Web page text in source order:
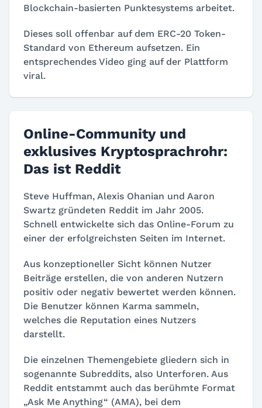
Blockchain-basierten Punktesystems arbeitet.
Dieses soll offenbar auf dem ERC-20 Token-
Standard von Ethereum aufsetzen. Ein
entsprechendes Video ging auf der Plattform
viral.
Online-Community und
exklusives Kryptosprachrohr:
Das ist Reddit
Steve Huffman, Alexis Ohanian und Aaron
Swartz gründeten Reddit im Jahr 2005.
Schnell entwickelte sich das Online-Forum zu
einer der erfolgreichsten Seiten im Internet.
Aus konzeptioneller Sicht können Nutzer
Beiträge erstellen, die von anderen Nutzern
positiv oder negativ bewertet werden können.
Die Benutzer können Karma sammeln,
welches die Reputation eines Nutzers
darstellt.
Die einzelnen Themengebiete gliedern sich in
sogenannte Subreddits, also Unterforen. Aus
Reddit entstammt auch das berühmte Format
„Ask Me Anything“ (AMA), bei dem